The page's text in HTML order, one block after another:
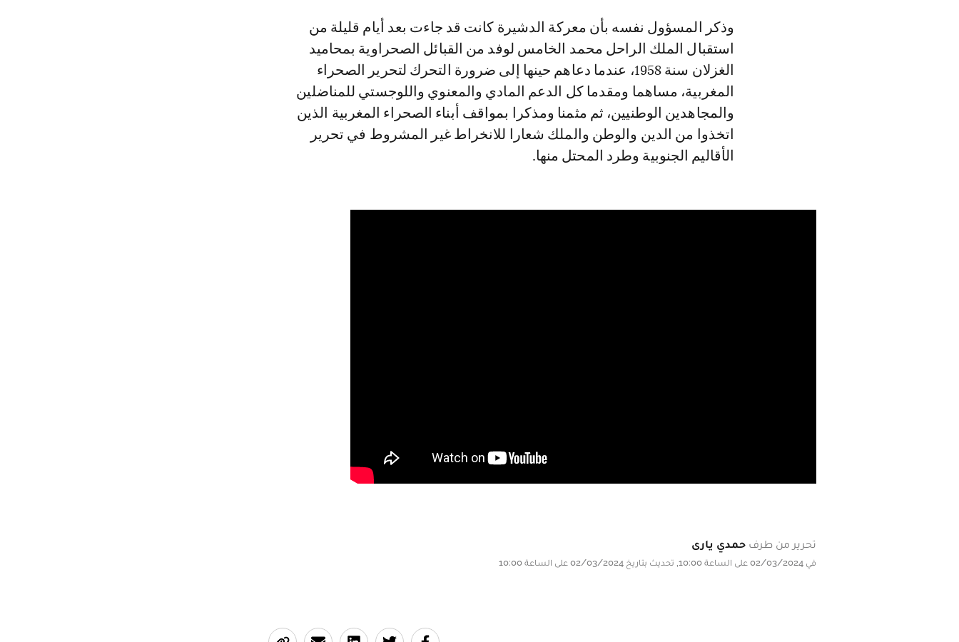
وذكر المسؤول نفسه بأن معركة الدشيرة كانت قد جاءت بعد أيام قليلة من
استقبال الملك الراحل محمد الخامس لوفد من القبائل الصحراوية بمحاميد
الغزلان سنة 1958، عندما دعاهم حينها إلى ضرورة التحرك لتحرير الصحراء
المغربية، مساهما ومقدما كل الدعم المادي والمعنوي واللوجستي للمناضلين
والمجاهدين الوطنيين، ثم مثمنا ومذكرا بمواقف أبناء الصحراء المغربية الذين
اتخذوا من الدين والوطن والملك شعارا للانخراط غير المشروط في تحرير
الأقاليم الجنوبية وطرد المحتل منها.
تحرير من طرف حمدي يارى
في 02/03/2024 على الساعة 10:00, تحديث بتاريخ 02/03/2024 على الساعة 10:00